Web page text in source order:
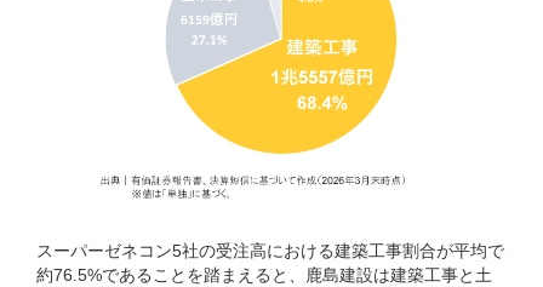
スーパーゼネコン5社の受注高における建築工事割合が平均で
約76.5%であることを踏まえると、鹿島建設は建築工事と土